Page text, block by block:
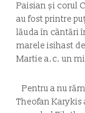
Paisian şi corul
au fost printre
lăuda în cântări
marele isihast
Martie a.c. un
Pentru a nu
Theofan Karykis